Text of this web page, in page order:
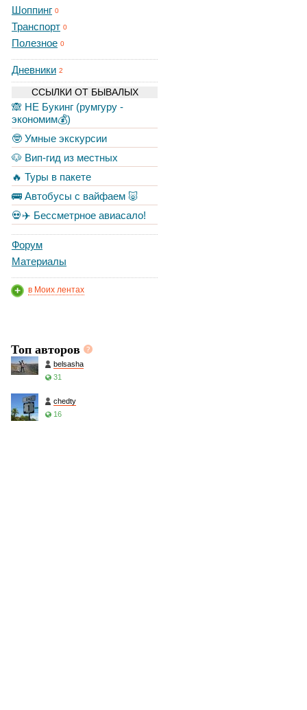
Шоппинг 0
Транспорт 0
Полезное 0
Дневники 2
ССЫЛКИ ОТ БЫВАЛЫХ
🙈 НЕ Букинг (румгуру -
экономим💰)
🤓 Умные экскурсии
🐶 Вип-гид из местных
🔥 Туры в пакете
🚌 Автобусы с вайфаем 🐷
💀✈️ Бессметрное авиасало!
Форум
Материалы
в Моих лентах
Топ авторов
belsasha
31
chedty
16